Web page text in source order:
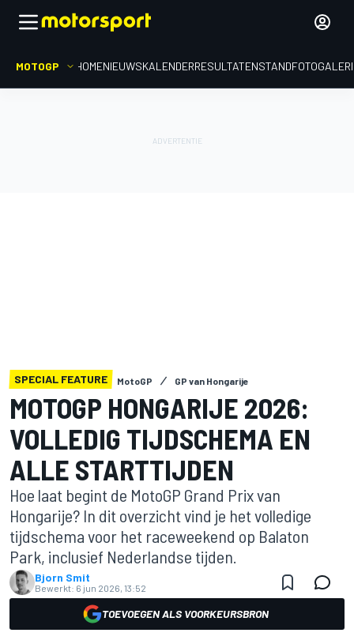
MOTOGP HOMENIEUWSKALENDERRESULTATENSTAND
SPECIAL FEATURE MotoGP GP van Hongarije
MOTOGP HONGARIJE 2026:
VOLLEDIG TIJDSCHEMA EN
ALLE STARTTIJDEN
Hoe laat begint de MotoGP Grand Prix van
Hongarije? In dit overzicht vind je het volledige
tijdschema voor het raceweekend op Balaton
Park, inclusief Nederlandse tijden.
Bjorn Smit
Bewerkt: 6 jun 2026, 13:52
TOEVOEGEN ALS VOORKEURSBRON